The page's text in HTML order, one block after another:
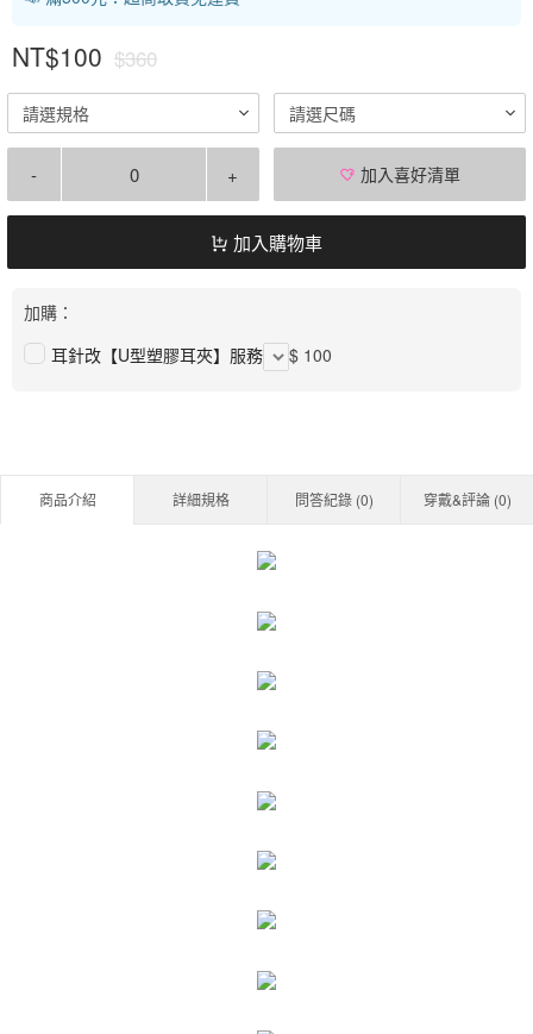
NT$100 $360
請選規格 請選尺碼
- + 加入喜好清單
加入購物車
加購：
耳針改【U型塑膠耳夾】服務
$ 100
商品介紹 詳細規格 問答紀錄 (0) 穿戴&評論 (0)